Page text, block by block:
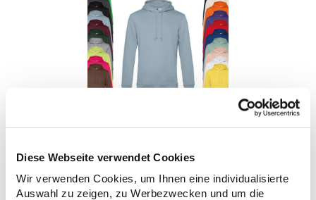
Diese Webseite verwendet Cookies
Wir verwenden Cookies, um Ihnen eine individualisierte
Auswahl zu zeigen, zu Werbezwecken und um die
Passform Taschen an den Seitennähten Seitennähte Einfaches
Branding: Kein B&C-Etikett Innen Halbmond aus Single-Jersey